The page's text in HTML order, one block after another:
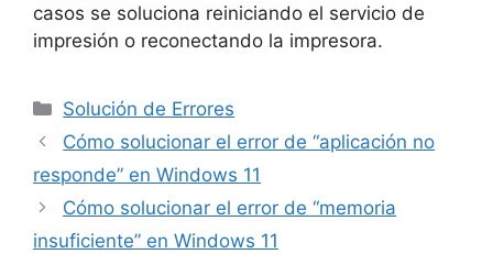
casos se soluciona reiniciando el servicio de
impresión o reconectando la impresora.
Solución de Errores
Cómo solucionar el error de “aplicación no
responde” en Windows 11
Cómo solucionar el error de “memoria
insuficiente” en Windows 11